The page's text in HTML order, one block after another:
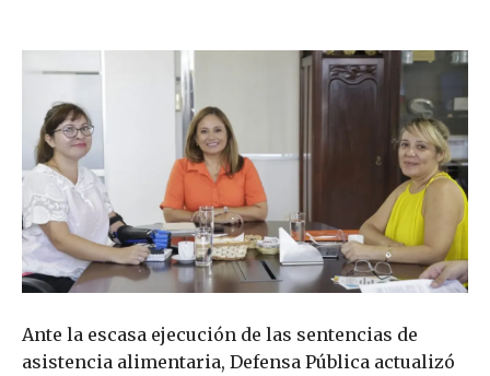
Ante la escasa ejecución de las sentencias de
asistencia alimentaria, Defensa Pública actualizó